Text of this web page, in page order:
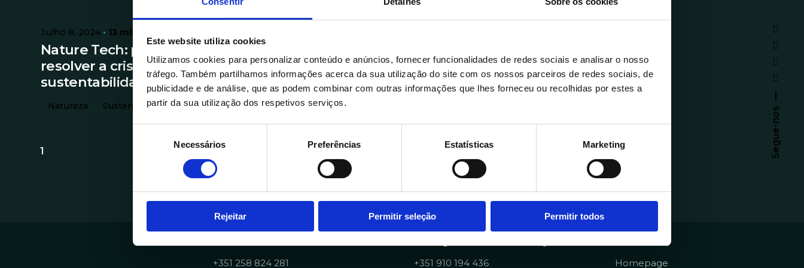
Este website utiliza cookies
Utilizamos cookies para personalizar conteúdo e anúncios, fornecer funcionalidades de redes sociais e analisar o nosso
tráfego. Também partilhamos informações acerca da sua utilização do site com os nossos parceiros de redes sociais, de
publicidade e de análise, que as podem combinar com outras informações que lhes forneceu ou recolhidas por estes a
partir da sua utilização dos respetivos serviços.
e
Necessários Preferências Estatísticas Marketing
Rejeitar Permitir seleção Permitir todos
Segue-nos
Julho 8, 2024 13 min read
Nature Tech: pode a tecnologia
resolver a crise de
sustentabilidade?
Natureza Sustentabilidade Tecnologia
miríade de possibilidades
Tecnologia
1
+351 258 824 281 +351 910 194 436 Homepage